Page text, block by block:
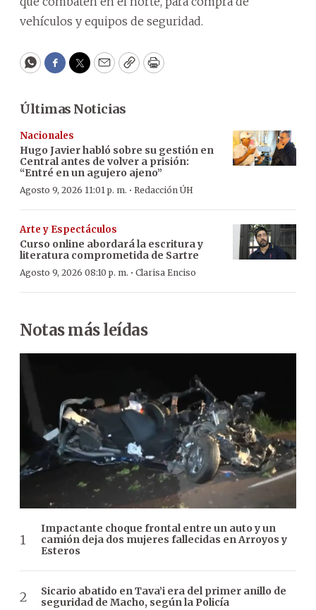
vehículos y equipos de seguridad.
WhatsApp
Facebook
Twitter
EmailCopyPrint
Últimas Noticias
Nacionales
Hugo Javier habló sobre su gestión en
Central antes de volver a prisión:
“Entré en un agujero ajeno”
Agosto 9, 2026 11:01 p. m. · Redacción ÚH
Arte y Espectáculos
Curso online abordará la escritura y
literatura comprometida de Sartre
Agosto 9, 2026 08:10 p. m. · Clarisa Enciso
Notas más leídas
Impactante choque frontal entre un auto y un
camión deja dos mujeres fallecidas en Arroyos y
Esteros
Sicario abatido en Tava’i era del primer anillo de
seguridad de Macho, según la Policía